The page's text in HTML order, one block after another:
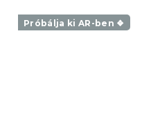
Próbálja ki AR-ben ❖